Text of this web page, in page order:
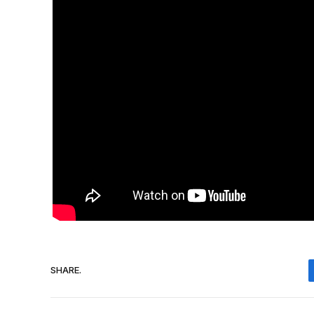
SHARE.